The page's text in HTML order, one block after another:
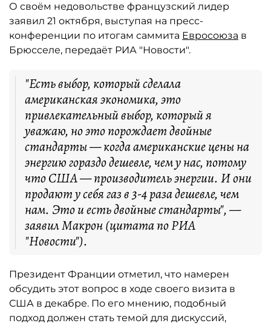
О своём недовольстве французский лидер
заявил 21 октября, выступая на пресс-
конференции по итогам саммита Евросоюза в
Брюсселе, передаёт РИА "Новости".
"Есть выбор, который сделала
американская экономика, это
привлекательный выбор, который я
уважаю, но это порождает двойные
стандарты — когда американские цены на
энергию гораздо дешевле, чем у нас, потому
что США — производитель энергии. И они
продают у себя газ в 3-4 раза дешевле, чем
нам. Это и есть двойные стандарты", —
заявил Макрон (цитата по РИА
"Новости").
Президент Франции отметил, что намерен
обсудить этот вопрос в ходе своего визита в
США в декабре. По его мнению, подобный
подход должен стать темой для дискуссий,